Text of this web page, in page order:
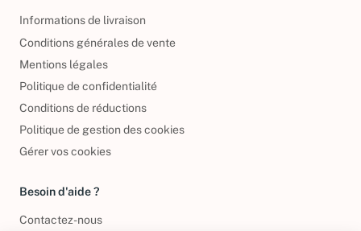
Informations de livraison
Conditions générales de vente
Mentions légales
Politique de confidentialité
Conditions de réductions
Politique de gestion des cookies
Gérer vos cookies
Besoin d'aide ?
Contactez-nous